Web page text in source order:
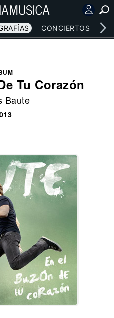
CONCIERTOS
Tu Corazón
Baute